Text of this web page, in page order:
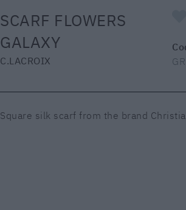
SCARF FLOWERS
GALAXY
C.LACROIX
Square silk scarf from the brand